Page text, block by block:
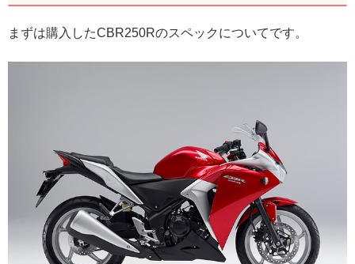
まずは購入したCBR250Rのスペックについてです。